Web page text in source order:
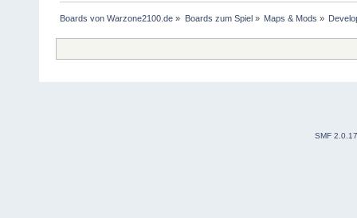
Boards von Warzone2100.de » Boards zum Spiel» Maps & Mods »
SMF 2.0.17